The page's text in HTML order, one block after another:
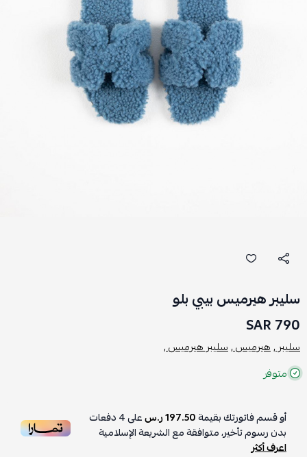
سليبر هيرميس بيبي بلو
790 SAR
سليبر ,هيرميس ,سليبر هيرميس ,
متوفر
أو قسم فاتورتك بقيمة197.50 ر.س على4دفعات
بدون رسوم تأخير، متوافقة مع الشريعة الإسلامية
اعرف أكثر